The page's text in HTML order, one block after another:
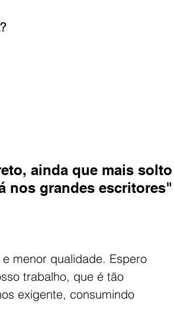
ainda que mais solto
nos grandes escritores"
menor qualidade. Espero
trabalho, que é tão
exigente, consumindo